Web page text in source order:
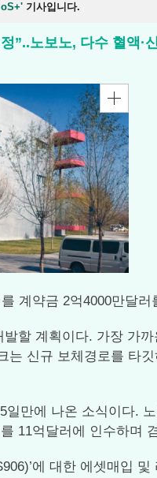
기사입니다.
”..노보노, 다수 혈액
계약금 2억4000만달
할 계획이다. 가장 가
신규 보체경로를 타
만에 나온 소식이다.
11억달러에 인수하며
에 대한 에셋매입